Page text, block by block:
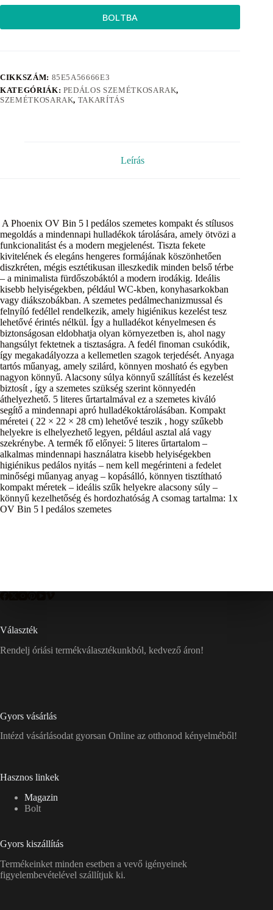
BOLTBA
CIKKSZÁM: 85E5A56666E3
KATEGÓRIÁK: PEDÁLOS SZEMÉTKOSARAK,
SZEMÉTKOSARAK, TAKARÍTÁS
Leírás
A Phoenix OV Bin 5 l pedálos szemetes kompakt és stílusos
megoldás a mindennapi hulladékok tárolására, amely ötvözi a
funkcionalitást és a modern megjelenést. Tiszta fekete
kivitelének és elegáns hengeres formájának köszönhetően
diszkréten, mégis esztétikusan illeszkedik minden belső térbe
– a minimalista fürdőszobáktól a modern irodákig. Ideális
kisebb helyiségekben, például WC-kben, konyhasarkokban
vagy diákszobákban. A szemetes pedálmechanizmussal és
felnyíló fedéllel rendelkezik, amely higiénikus kezelést tesz
lehetővé érintés nélkül. Így a hulladékot kényelmesen és
biztonságosan eldobhatja olyan környezetben is, ahol nagy
hangsúlyt fektetnek a tisztaságra. A fedél finoman csukódik,
így megakadályozza a kellemetlen szagok terjedését. Anyaga
tartós műanyag, amely szilárd, könnyen mosható és egyben
nagyon könnyű. Alacsony súlya könnyű szállítást és kezelést
biztosít , így a szemetes szükség szerint könnyedén
áthelyezhető. 5 literes űrtartalmával ez a szemetes kiváló
segítő a mindennapi apró hulladékoktárolásában. Kompakt
méretei ( 22 × 22 × 28 cm) lehetővé teszik , hogy szűkebb
helyekre is elhelyezhető legyen, például asztal alá vagy
szekrénybe. A termék fő előnyei: 5 literes űrtartalom –
alkalmas mindennapi használatra kisebb helyiségekben
higiénikus pedálos nyitás – nem kell megérinteni a fedelet
minőségi műanyag anyag – kopásálló, könnyen tisztítható
kompakt méretek – ideális szűk helyekre alacsony súly –
könnyű kezelhetőség és hordozhatóság A csomag tartalma: 1x
OV Bin 5 l pedálos szemetes
Választék
Rendelj óriási termékválasztékunkból, kedvező áron!
Gyors vásárlás
Intézd vásárlásodat gyorsan Online az otthonod kényelméből!
Hasznos linkek
Magazin
Bolt
Gyors kiszállítás
Termékeinket minden esetben a vevő igényeinek
figyelembevételével szállítjuk ki.